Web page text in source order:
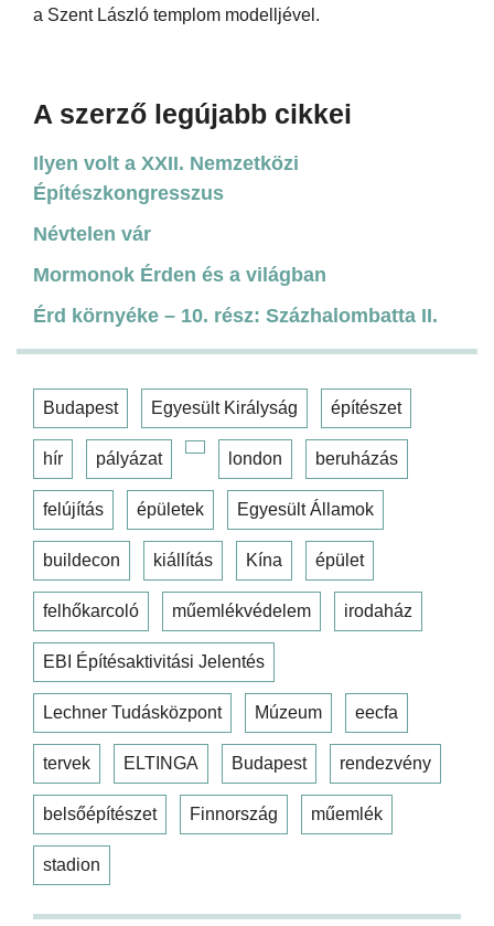
a Szent László templom modelljével.
A szerző legújabb cikkei
Ilyen volt a XXII. Nemzetközi
Építészkongresszus
Névtelen vár
Mormonok Érden és a világban
Érd környéke – 10. rész: Százhalombatta II.
Budapest Egyesült Királyság építészet
hír pályázat london beruházás
felújítás épületek Egyesült Államok
buildecon kiállítás Kína épület
felhőkarcoló műemlékvédelem irodaház
EBI Építésaktivitási Jelentés
Lechner Tudásközpont Múzeum eecfa
tervek ELTINGA Budapest rendezvény
belsőépítészet Finnország műemlék
stadion